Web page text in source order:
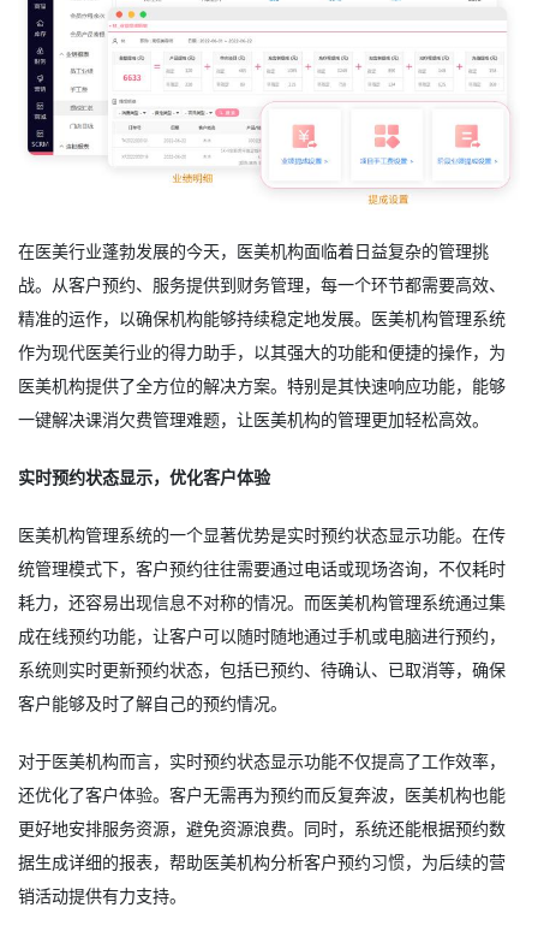
在医美行业蓬勃发展的今天，医美机构面临着日益复杂的管理挑
战。从客户预约、服务提供到财务管理，每一个环节都需要高效、
精准的运作，以确保机构能够持续稳定地发展。 医美机构管理系统
作为现代医美行业的得力助手，以其强大的功能和便捷的操作，为
医美机构提供了全方位的解决方案。特别是其快速响应功能，能够
一键解决课消欠费管理难题，让医美机构的管理更加轻松高效。
实时预约状态显示，优化客户体验
医美机构管理系统的一个显著优势是实时预约状态显示功能。在传
统管理模式下，客户预约往往需要通过电话或现场咨询，不仅耗时
耗力，还容易出现信息不对称的情况。而医美机构管理系统通过集
成在线预约功能，让客户可以随时随地通过手机或电脑进行预约，
系统则实时更新预约状态，包括已预约、待确认、已取消等，确保
客户能够及时了解自己的预约情况。
对于医美机构而言，实时预约状态显示功能不仅提高了工作效率，
还优化了客户体验。客户无需再为预约而反复奔波，医美机构也能
更好地安排服务资源，避免资源浪费。同时，系统还能根据预约数
据生成详细的报表，帮助医美机构分析客户预约习惯，为后续的营
销活动提供有力支持。